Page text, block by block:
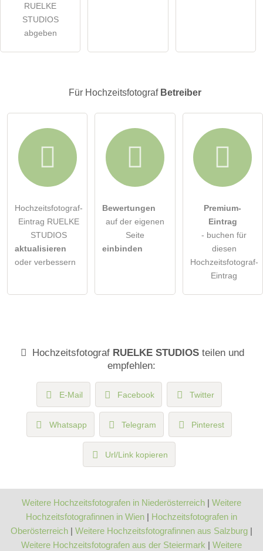
öffentliche Frage stellen
Hinweis:Bitte beachten Sie, öffentliche Fragen sind
Besucher sichtbar
.
RUELKE
STUDIOS
abgeben
Für Hochzeitsfotograf Betreiber
Hochzeitsfotograf-
Eintrag RUELKE
STUDIOS
aktualisieren
oder verbessern
Bewertungen
auf der eigenen
Seite
einbinden
Premium-
Eintrag
- buchen für
diesen
Hochzeitsfotograf-
Eintrag
Hochzeitsfotograf RUELKE STUDIOS teilen und
empfehlen:
E-Mail Facebook Twitter
Whatsapp Telegram Pinterest
Url/Link kopieren
Weitere Hochzeitsfotografen in Niederösterreich | Weitere
Hochzeitsfotografinnen in Wien | Hochzeitsfotografen in
Oberösterreich | Weitere Hochzeitsfotografinnen aus Salzburg |
Weitere Hochzeitsfotografen aus der Steiermark | Weitere